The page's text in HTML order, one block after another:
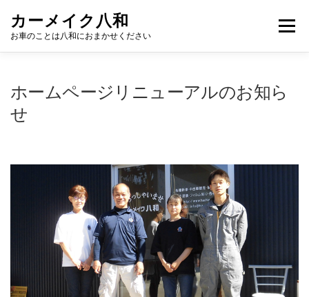
カーメイク八和
お車のことは八和におまかせください
メニュー
ホームページリニューアルのお知ら
せ